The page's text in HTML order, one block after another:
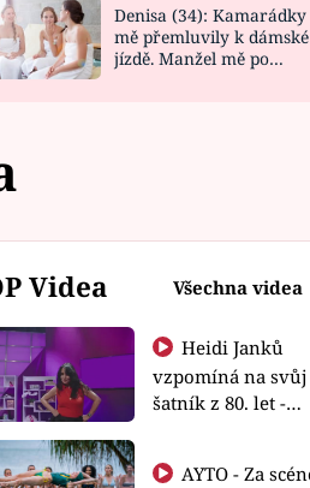
Denisa (34): Kamarádky
mě přemluvily k dámské
jízdě. Manžel mě po
Videa Všechna videa
Heidi Janků
vzpomíná na svůj
šatník z 80. let -